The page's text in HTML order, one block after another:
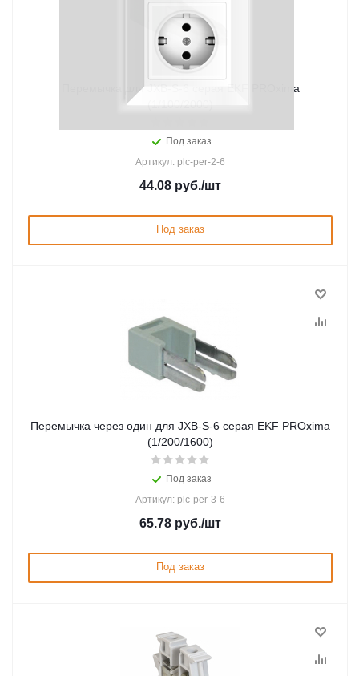
Перемычка для JXB-S-6 серая EKF PROxima
(1/100/2000)
Под заказ
Артикул: plc-per-2-6
44.08 руб./шт
Под заказ
Перемычка через один для JXB-S-6 серая EKF PROxima
(1/200/1600)
Под заказ
Артикул: plc-per-3-6
65.78 руб./шт
Под заказ